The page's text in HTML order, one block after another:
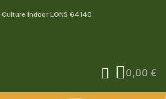
Culture Indoor LONS 64140
0,00 €